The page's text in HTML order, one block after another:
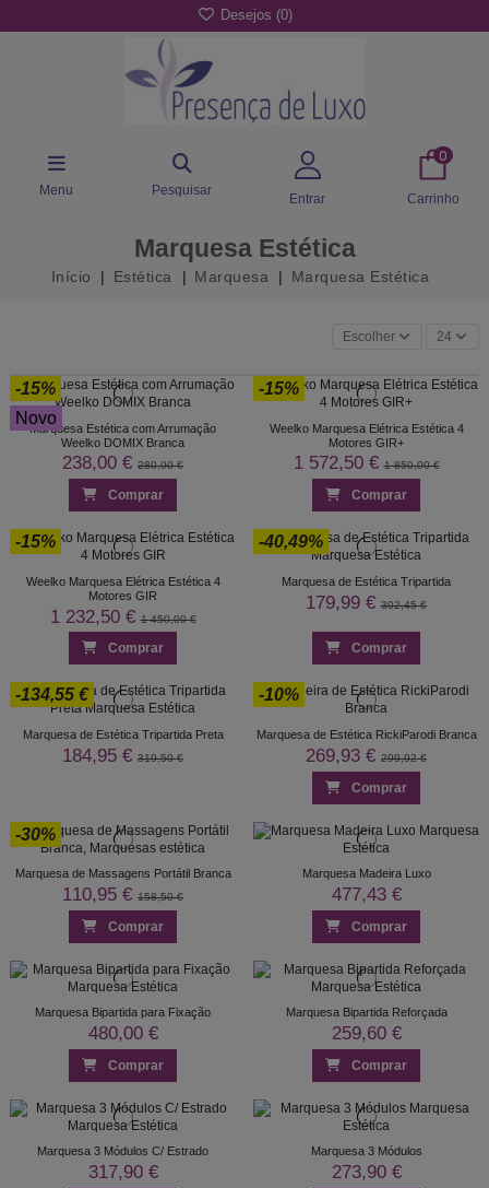
Desejos (0)
Menu Pesquisar
Entrar
0
Carrinho
Marquesa Estética
Início Estética Marquesa Marquesa Estética
Escolher 24
-15%
Novo
Marquesa Estética com Arrumação
Weelko DOMIX Branca
238,00 € 280,00 €
Comprar
-15%
Weelko Marquesa Elétrica Estética 4
Motores GIR+
1 572,50 €1 850,00 €
Comprar
-15%
Weelko Marquesa Elétrica Estética 4
Motores GIR
1 232,50 €1 450,00 €
Comprar
-40,49%
Marquesa de Estética Tripartida
179,99 € 302,45 €
Comprar
-134,55 €
Marquesa de Estética Tripartida Preta
184,95 € 319,50 €
-10%
Marquesa de Estética RickiParodi Branca
269,93 € 299,92 €
Comprar
-30%
Marquesa de Massagens Portátil Branca
110,95 € 158,50 €
Comprar
Marquesa Madeira Luxo
477,43 €
Comprar
Marquesa Bipartida para Fixação
480,00 €
Comprar
Marquesa Bipartida Reforçada
259,60 €
Comprar
Marquesa 3 Módulos C/ Estrado
317,90 €
Marquesa 3 Módulos
273,90 €